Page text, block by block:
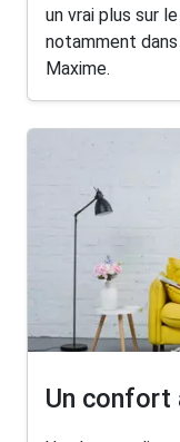
un vrai plus sur
notamment
Maxime.
Un confort